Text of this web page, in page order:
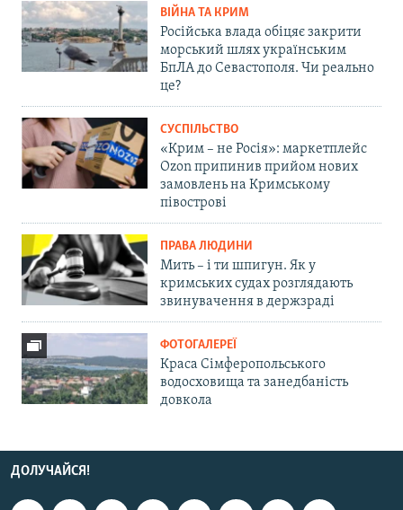
ВІЙНА ТА КРИМ
Російська влада обіцяє закрити
морський шлях українським
БпЛА до Севастополя. Чи реально
це?
СУСПІЛЬСТВО
«Крим – не Росія»: маркетплейс
Ozon припинив прийом нових
замовлень на Кримському
півострові
ПРАВА ЛЮДИНИ
Мить – і ти шпигун. Як у
кримських судах розглядають
звинувачення в держзраді
ФОТОГАЛЕРЕЇ
Краса Сімферопольського
водосховища та занедбаність
довкола
ДОЛУЧАЙСЯ!